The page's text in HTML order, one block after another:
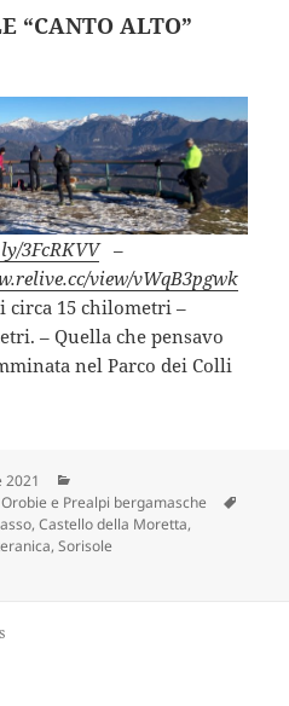
“CANTO ALTO”
3FcRKVV –
view/vWqB3pgwk
circa 15 chilometri –
– Quella che pensavo
nel Parco dei Colli
NATURALE “CANTO
2021
Orobie e Prealpi bergamasche
,Castello della Moretta,
,Sorisole
NATURALE “CANTO ALTO” (BG).